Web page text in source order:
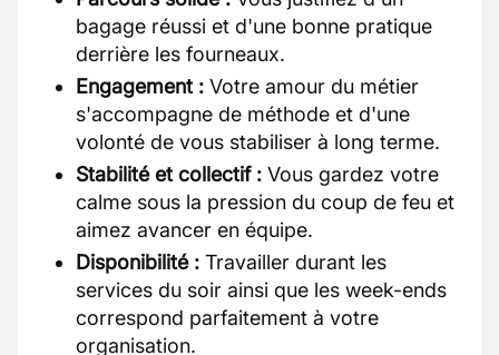
bagage réussi et d'une bonne pratique
derrière les fourneaux.
Engagement : Votre amour du métier
s'accompagne de méthode et d'une
volonté de vous stabiliser à long terme.
Stabilité et collectif : Vous gardez votre
calme sous la pression du coup de feu et
aimez avancer en équipe.
Disponibilité : Travailler durant les
services du soir ainsi que les week-ends
correspond parfaitement à votre
organisation.